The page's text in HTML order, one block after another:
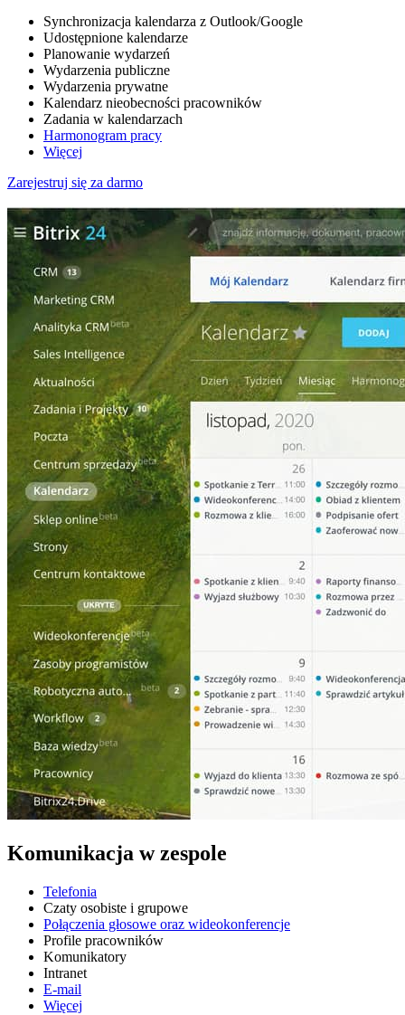
Synchronizacja kalendarza z Outlook/Google
Udostępnione kalendarze
Planowanie wydarzeń
Wydarzenia publiczne
Wydarzenia prywatne
Kalendarz nieobecności pracowników
Zadania w kalendarzach
Harmonogram pracy
Więcej
Zarejestruj się za darmo
Komunikacja w zespole
Telefonia
Czaty osobiste i grupowe
Połączenia głosowe oraz wideokonferencje
Profile pracowników
Komunikatory
Intranet
E-mail
Więcej